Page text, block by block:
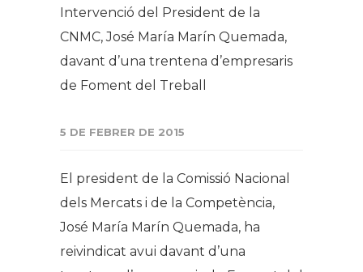
Intervenció del President de la
CNMC, José María Marín Quemada,
davant d’una trentena d’empresaris
de Foment del Treball
5 DE FEBRER DE 2015
El president de la Comissió Nacional
dels Mercats i de la Competència,
José María Marín Quemada, ha
reivindicat avui davant d’una